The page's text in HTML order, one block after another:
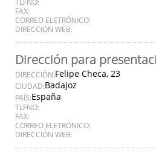
FAX:
CORREO ELETRÓNICO:
DIRECCIÓN WEB:
Dirección para
DIRECCIÓN:Felipe Checa, 23
CIUDAD:Badajoz
PAÍS:España
TLFNO:
FAX:
CORREO ELETRÓNICO:
DIRECCIÓN WEB: